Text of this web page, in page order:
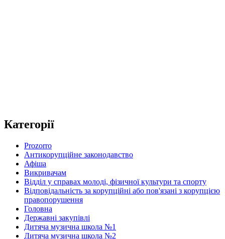
Категорії
Prozorro
Антикорупційне законодавство
Афіша
Викривачам
Відділ у справах молоді, фізичної культури та спорту
Відповідальність за корупційні або пов'язані з корупцією
правопорушення
Головна
Державні закупівлі
Дитяча музична школа №1
Дитяча музична школа №2